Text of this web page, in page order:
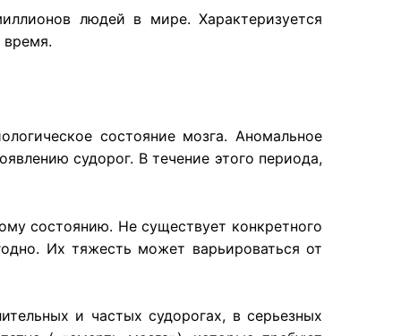
людей в мире. Характеризуется
состояние мозга. Аномальное
судорог. В течение этого периода,
состоянию. Не существует конкретного
Их тяжесть может варьироваться от
и частых судорогах, в серьезных